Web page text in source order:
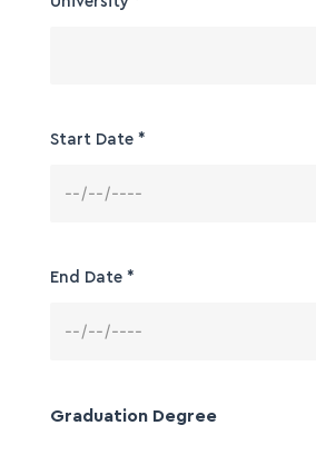
Start Date *
End Date *
Graduation Degree